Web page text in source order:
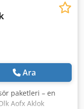
Ara
paketleri – en
Aofx Aklok